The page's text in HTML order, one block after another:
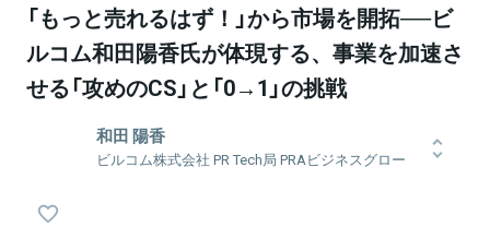
「もっと売れるはず！」から市場を開拓──ビ
ルコム和田陽香氏が体現する、事業を加速さ
せる「攻めのCS」と「0→1」の挑戦
和田 陽香
ビルコム株式会社 PR Tech局 PRAビジネスグロー
2015年中途入社。入社後はプロデュース局にて営業・納品を担当。